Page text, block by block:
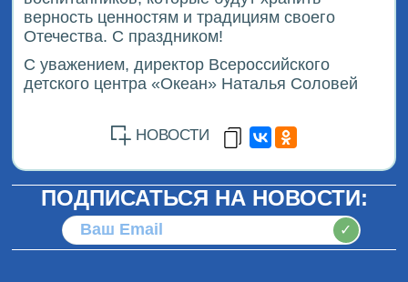
верность ценностям и традициям своего
Отечества. С праздником!
С уважением, директор Всероссийского
детского центра «Океан» Наталья Соловей
НОВОСТИ
ПОДПИСАТЬСЯ НА НОВОСТИ:
✓